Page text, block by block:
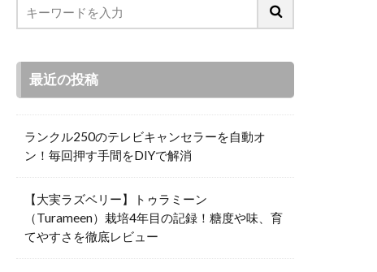
最近の投稿
ランクル250のテレビキャンセラーを自動オ
ン！毎回押す手間をDIYで解消
【大実ラズベリー】トゥラミーン
（Turameen）栽培4年目の記録！糖度や味、育
てやすさを徹底レビュー